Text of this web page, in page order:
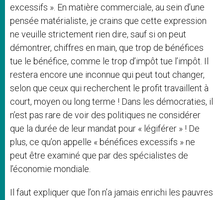
excessifs ». En matière commerciale, au sein d’une
pensée matérialiste, je crains que cette expression
ne veuille strictement rien dire, sauf si on peut
démontrer, chiffres en main, que trop de bénéfices
tue le bénéfice, comme le trop d’impôt tue l’impôt. Il
restera encore une inconnue qui peut tout changer,
selon que ceux qui recherchent le profit travaillent à
court, moyen ou long terme ! Dans les démocraties, il
n’est pas rare de voir des politiques ne considérer
que la durée de leur mandat pour « légiférer » ! De
plus, ce qu’on appelle « bénéfices excessifs » ne
peut être examiné que par des spécialistes de
l’économie mondiale.
Il faut expliquer que l’on n’a jamais enrichi les pauvres